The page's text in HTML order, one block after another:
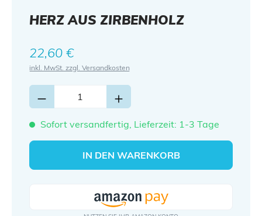
HERZ AUS ZIRBENHOLZ
Regulärer Preis:
22,60 €
inkl. MwSt. zzgl. Versandkosten
Sofort versandfertig, Lieferzeit: 1-3 Tage
IN DEN WARENKORB